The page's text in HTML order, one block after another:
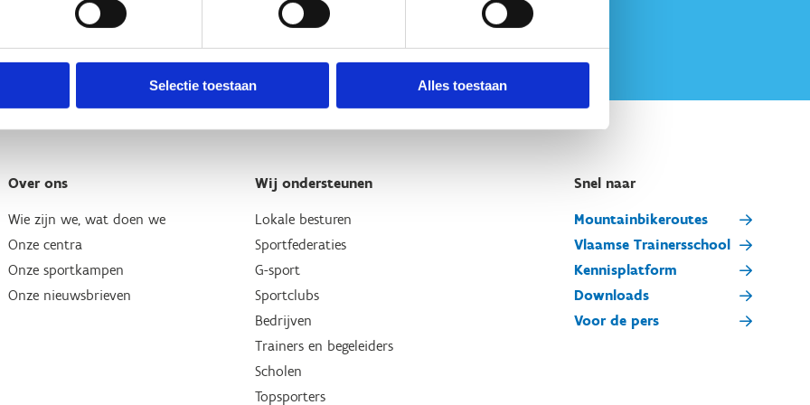
Selectie toestaan Alles toestaan
Over ons
Wie zijn we, wat doen we
Onze centra
Onze sportkampen
Onze nieuwsbrieven
Wij ondersteunen
Lokale besturen
Sportfederaties
G-sport
Sportclubs
Bedrijven
Trainers en begeleiders
Scholen
Topsporters
Snel naar
Mountainbikeroutes
Vlaamse Trainersschool
Kennisplatform
Downloads
Voor de pers